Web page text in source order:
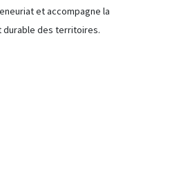
et accompagne la
durable des territoires.